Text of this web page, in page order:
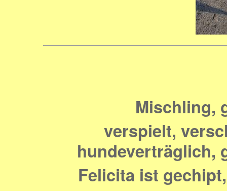
Mischling,
verspielt,
hundeverträglich,
Felicita ist